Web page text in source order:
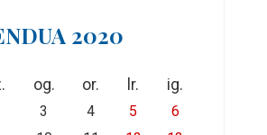
2020
og. or. lr. ig.
3 4 5
6